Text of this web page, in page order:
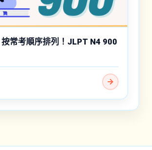
按常考順序排列！JLPT N4 900